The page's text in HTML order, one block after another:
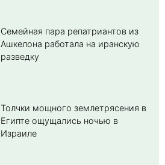
Семейная пара репатриантов из
Ашкелона работала на иранскую
разведку
Толчки мощного землетрясения в
Египте ощущались ночью в
Израиле